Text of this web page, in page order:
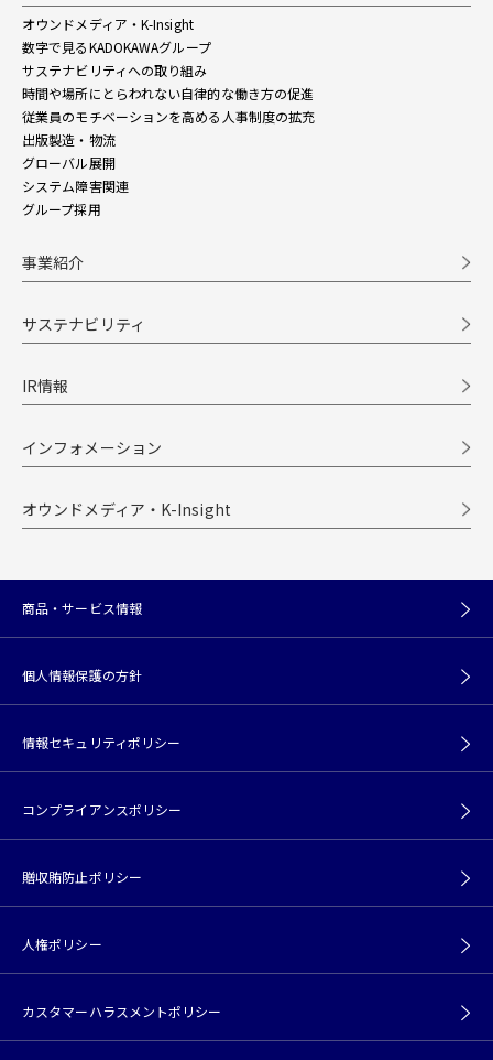
オウンドメディア・K-Insight
数字で見るKADOKAWAグループ
サステナビリティへの取り組み
時間や場所にとらわれない自律的な働き方の促進
従業員のモチベーションを高める人事制度の拡充
出版製造・物流
グローバル展開
システム障害関連
グループ採用
事業紹介
サステナビリティ
IR情報
インフォメーション
オウンドメディア・K-Insight
商品・サービス情報
個人情報保護の方針
情報セキュリティポリシー
コンプライアンスポリシー
贈収賄防止ポリシー
人権ポリシー
カスタマーハラスメントポリシー